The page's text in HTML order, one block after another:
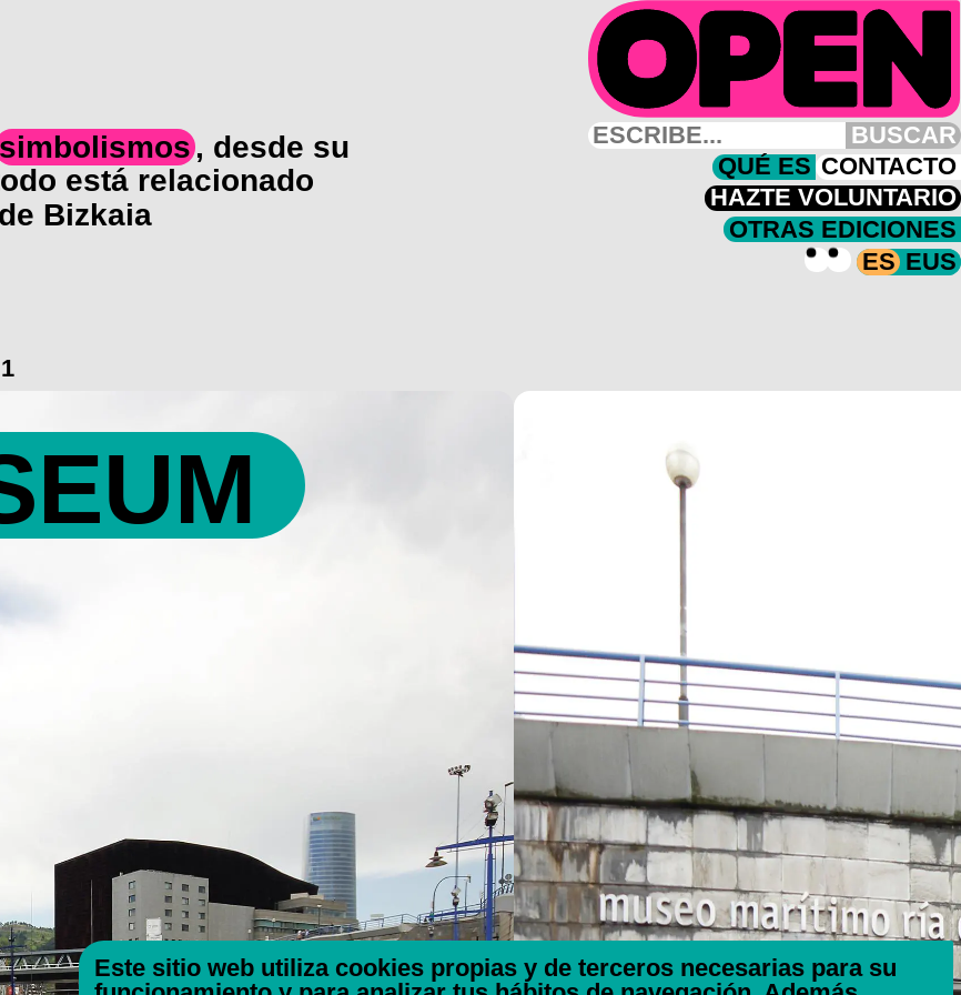
BUSCAR
QUÉ ES CONTACTO
HAZTE VOLUNTARIO
OTRAS EDICIONES
ES EUS
simbolismos, desde su
está relacionado
de Bizkaia
Este sitio web utiliza cookies propias y de terceros necesarias para su